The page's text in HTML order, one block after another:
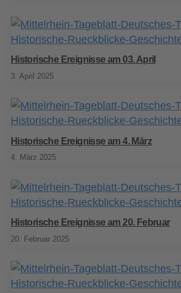
Historische Ereignisse am 03. April
3. April 2025
Historische Ereignisse am 4. März
4. März 2025
Historische Ereignisse am 20. Februar
20. Februar 2025